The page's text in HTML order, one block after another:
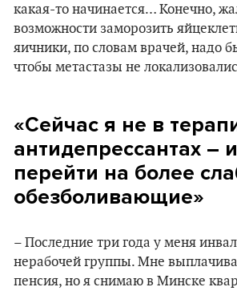
какая-то начинается… Конечно,
возможности заморозить
яичники, по словам врачей, надо
чтобы метастазы не
«Сейчас я не в
антидепрессантах –
перейти на более
обезболивающие»
– Последние три года у меня
нерабочей группы. Мне
пенсия, но я снимаю в Минске